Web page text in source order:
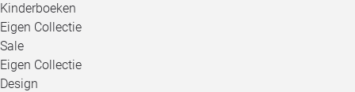
Kinderboeken
Eigen Collectie
Sale
Eigen Collectie
Design